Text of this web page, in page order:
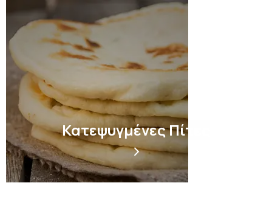
Κατεψυγμένες Πίτες